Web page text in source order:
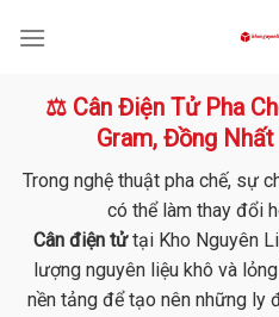
⚖️ Cân Điện Tử Pha
Gram, Đồng
Trong nghệ thuật pha chế, sự
có thể làm thay đổi
Cân điện tửtại Kho Nguyên
lượng nguyên liệu khô và
nền tảng để tạo nên những ly